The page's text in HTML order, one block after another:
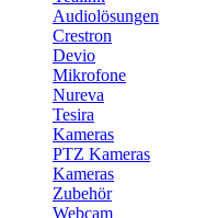
Audiolösungen
Crestron
Devio
Mikrofone
Nureva
Tesira
Kameras
PTZ Kameras
Kameras
Zubehör
Webcam